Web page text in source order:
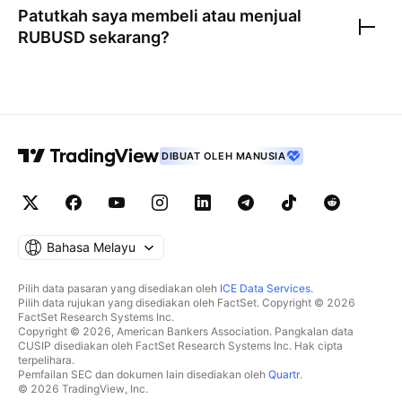
Patutkah saya membeli atau menjual
RUBUSD sekarang?
DIBUAT OLEH MANUSIA
Bahasa Melayu
Pilih data pasaran yang disediakan oleh ICE Data Services.
Pilih data rujukan yang disediakan oleh FactSet. Copyright © 2026
FactSet Research Systems Inc.
Copyright © 2026, American Bankers Association. Pangkalan data
CUSIP disediakan oleh FactSet Research Systems Inc. Hak cipta
terpelihara.
Pemfailan SEC dan dokumen lain disediakan oleh Quartr.
© 2026 TradingView, Inc.